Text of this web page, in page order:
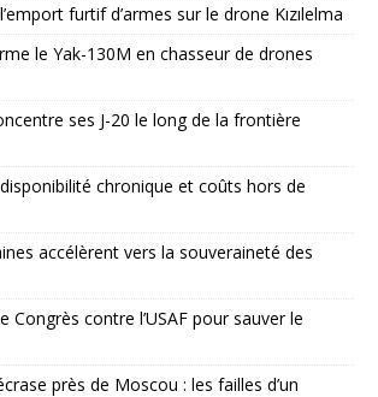
furtif d’armes sur le drone Kızılelma
le Yak-130M en chasseur de drones
ses J-20 le long de la frontière
chronique et coûts hors de
accélèrent vers la souveraineté des
Congrès contre l’USAF pour sauver le
près de Moscou : les failles d’un